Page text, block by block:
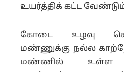
உயர்த்திக் கட்ட
கோடை உழவு
மண்ணுக்கு நல்ல
மண்ணில் உள்ள